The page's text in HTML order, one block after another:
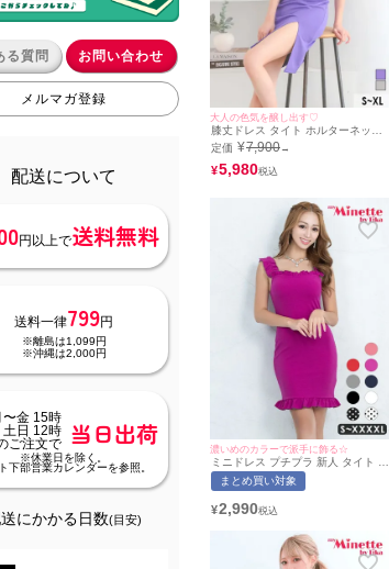
る質問 お問い合わせ
メルマガ登録
配送について
円以上で送料無料
送料一律799円
※離島は1,099円
※沖縄は2,000円
〜金 15時
土日 12時
ご注文で
当日出荷
※休業日を除く。
下部営業カレンダーを参照。
にかかる日数(目安)
大人の色気を醸し出す♡
膝丈ドレス タイト ホルターネック
風 クロスデザイン 前開き グリッタ
ーラメ シンプル 大人 上品 ストレッ
チ ドレープ スリット 高身長 XL 紫
パープル キャバドレス (せいせい着
定価 ¥7,900→
¥5,980
濃いめのカラーで派手に飾る☆
ミニドレス プチプラ 新人 タイト ワ
ンピース ノースリーブ ドット柄 低
身長 胸元隠し 背中魅せ スクエアネ
ク キャバドレス (なぎ着用/S〜
まとめ買い対象
¥2,990